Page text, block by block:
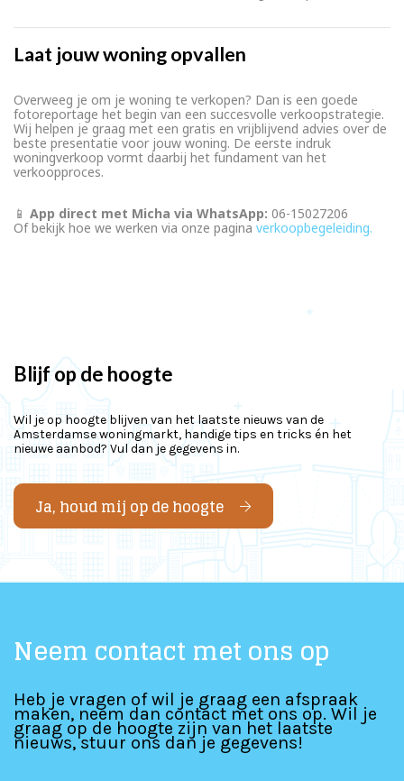
Laat jouw woning opvallen
Overweeg je om je woning te verkopen? Dan is een goede
fotoreportage het begin van een succesvolle verkoopstrategie.
Wij helpen je graag met een gratis en vrijblijvend advies over de
beste presentatie voor jouw woning. De eerste indruk
woningverkoop vormt daarbij het fundament van het
verkoopproces.
📱 App direct met Micha via WhatsApp: 06-15027206
Of bekijk hoe we werken via onze pagina verkoopbegeleiding.
Blijf op de hoogte
Wil je op hoogte blijven van het laatste nieuws van de
Amsterdamse woningmarkt, handige tips en tricks én het
nieuwe aanbod? Vul dan je gegevens in.
Ja, houd mij op de hoogte
Neem contact met ons op
Heb je vragen of wil je graag een afspraak
maken, neem dan contact met ons op. Wil je
graag op de hoogte zijn van het laatste
nieuws, stuur ons dan je gegevens!